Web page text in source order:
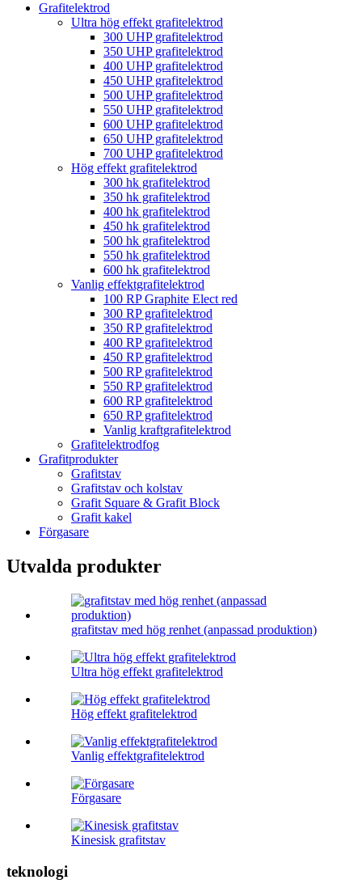
Grafitelektrod
Ultra hög effekt grafitelektrod
300 UHP grafitelektrod
350 UHP grafitelektrod
400 UHP grafitelektrod
450 UHP grafitelektrod
500 UHP grafitelektrod
550 UHP grafitelektrod
600 UHP grafitelektrod
650 UHP grafitelektrod
700 UHP grafitelektrod
Hög effekt grafitelektrod
300 hk grafitelektrod
350 hk grafitelektrod
400 hk grafitelektrod
450 hk grafitelektrod
500 hk grafitelektrod
550 hk grafitelektrod
600 hk grafitelektrod
Vanlig effektgrafitelektrod
100 RP Graphite Elect red
300 RP grafitelektrod
350 RP grafitelektrod
400 RP grafitelektrod
450 RP grafitelektrod
500 RP grafitelektrod
550 RP grafitelektrod
600 RP grafitelektrod
650 RP grafitelektrod
Vanlig kraftgrafitelektrod
Grafitelektrodfog
Grafitprodukter
Grafitstav
Grafitstav och kolstav
Grafit Square & Grafit Block
Grafit kakel
Förgasare
Utvalda produkter
grafitstav med hög renhet (anpassad produktion)
Ultra hög effekt grafitelektrod
Hög effekt grafitelektrod
Vanlig effektgrafitelektrod
Förgasare
Kinesisk grafitstav
teknologi